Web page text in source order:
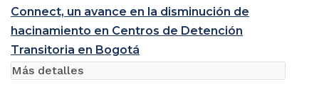
Connect, un avance en la disminución de
hacinamiento en Centros de Detención
Transitoria en Bogotá
Más detalles